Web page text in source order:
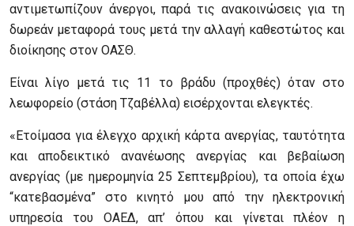
αντιμετωπίζουν άνεργοι, παρά τις ανακοινώσεις για τη
δωρεάν μεταφορά τους μετά την αλλαγή καθεστώτος και
διοίκησης στον ΟΑΣΘ.
Είναι λίγο μετά τις 11 το βράδυ (προχθές) όταν στο
λεωφορείο (στάση Τζαβέλλα) εισέρχονται ελεγκτές.
«Ετοίμασα για έλεγχο αρχική κάρτα ανεργίας, ταυτότητα
και αποδεικτικό ανανέωσης ανεργίας και βεβαίωση
ανεργίας (με ημερομηνία 25 Σεπτεμβρίου), τα οποία έχω
“κατεβασμένα” στο κινητό μου από την ηλεκτρονική
υπηρεσία του ΟΑΕΔ, απ’ όπου και γίνεται πλέον η